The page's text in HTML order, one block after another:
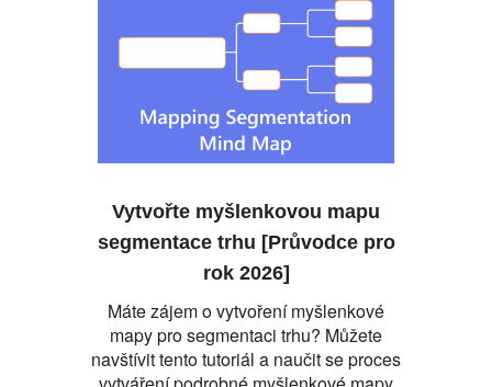
Vytvořte myšlenkovou mapu
segmentace trhu [Průvodce pro
rok 2026]
Máte zájem o vytvoření myšlenkové
mapy pro segmentaci trhu? Můžete
navštívit tento tutoriál a naučit se proces